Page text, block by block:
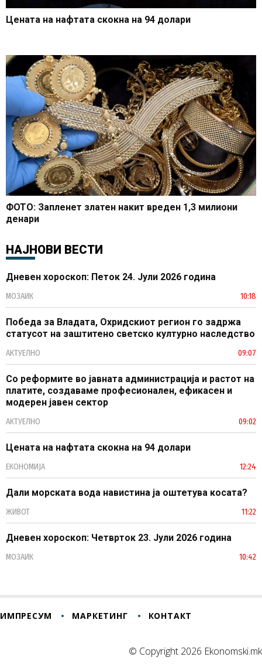
Цената на нафтата скокна на 94 долари
ФОТО: Запленет златен накит вреден 1,3 милиони
денари
НАЈНОВИ ВЕСТИ
Дневен хороскоп: Петок 24. Јули 2026 година
МОЗАИК 10:18
Победа за Владата, Охридскиот регион го задржа
статусот на заштитено светско културно наследство
АКТУЕЛНО 09:07
Со реформите во јавната администрација и растот на
платите, создаваме професионален, ефикасен и
модерен јавен сектор
АКТУЕЛНО 09:02
Цената на нафтата скокна на 94 долари
ЕКОНОМИЈА 12:24
Дали морската вода навистина ја оштетува косата?
ЖИВОТ 11:22
Дневен хороскоп: Четврток 23. Јули 2026 година
МОЗАИК 10:42
ИМПРЕСУМ МАРКЕТИНГ КОНТАКТ
© Copyright 2026 Ekonomski.mk